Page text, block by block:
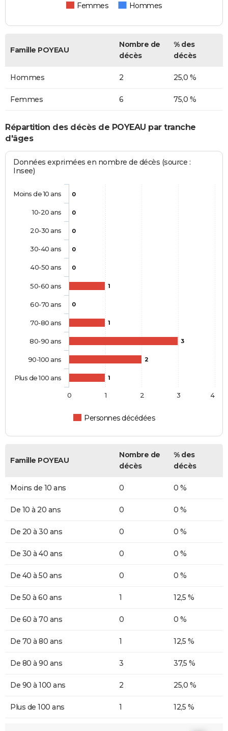
Femmes Hommes
Famille POYEAU
Nombre de
décès
% des
décès
Hommes 2 25,0 %
Femmes 6 75,0 %
Répartition des décès de POYEAU par tranche
d'âges
Données exprimées en nombre de décès (source :
Insee)
0
0
0
0
0
1
0
1
3
2
1
Personnes décédées
Moins de 10 ans
10-20 ans
20-30 ans
30-40 ans
40-50 ans
50-60 ans
60-70 ans
70-80 ans
80-90 ans
90-100 ans
Plus de 100 ans
0 1 2 3 4
Famille POYEAU
Nombre de
décès
% des
décès
Moins de 10 ans 0 0 %
De 10 à 20 ans 0 0 %
De 20 à 30 ans 0 0 %
De 30 à 40 ans 0 0 %
De 40 à 50 ans 0 0 %
De 50 à 60 ans 1 12,5 %
De 60 à 70 ans 0 0 %
De 70 à 80 ans 1 12,5 %
De 80 à 90 ans 3 37,5 %
De 90 à 100 ans 2 25,0 %
Plus de 100 ans 1 12,5 %